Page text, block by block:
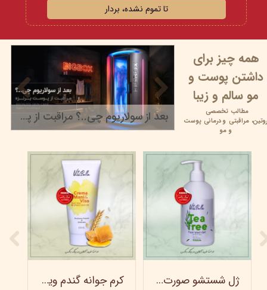
تا تموم نشده، بردار
بعد از سولاریوم چی..؟ مراقبت از پوست برنزه
همه چیز برای
داشتن پوست و
مو سالم و زیبا
روتین،مراقبتی ودرمانی پوست
و مو
کرم جوانه گندم ویتابلا - تیوپی 60 میلی‌ لیتر ژل شستشو صورت ویتابلا - 300 میلی لیتر